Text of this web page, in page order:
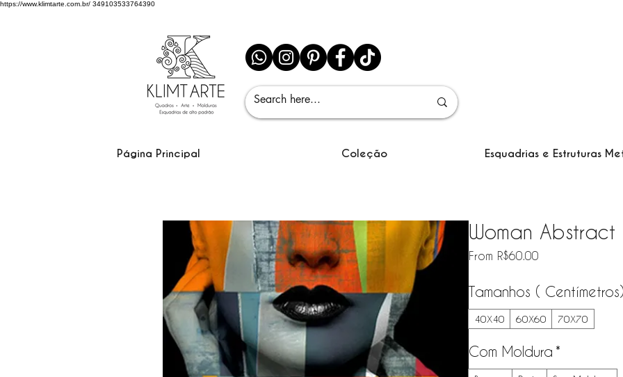
https://www.klimtarte.com.br/ 349103533764390
Página Principal Coleção Esquadrias e Estruturas
Woman Abstract
From R$60.00Sale Price
Tamanhos (
40X40 60X60 70X70
Com Moldura *